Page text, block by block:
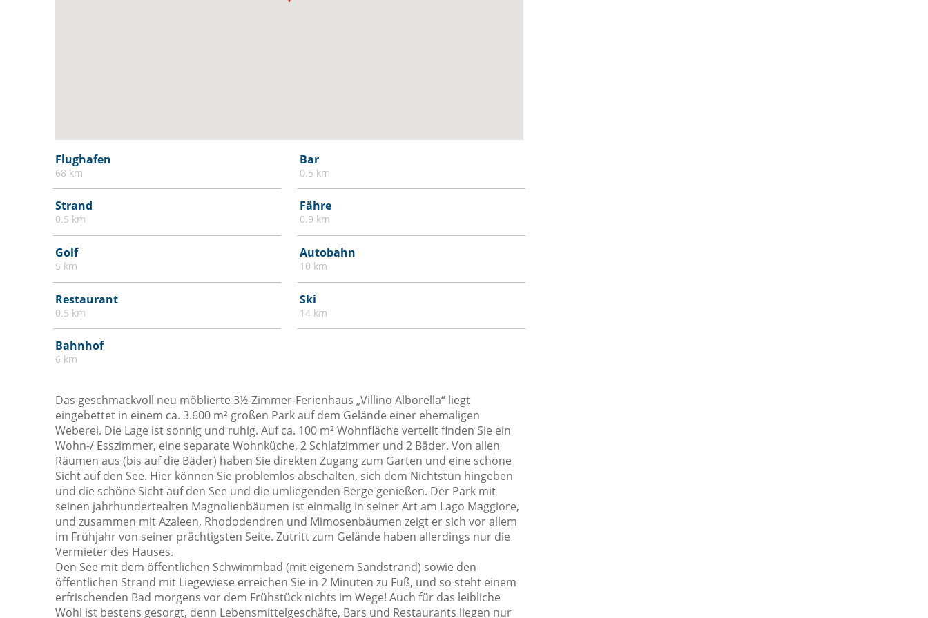
Handtücher / Bettwäsche gegen
Aufpreis
Haustiere
Heizung
High Definition (HD) Flachbildfernseher -
32 Zoll oder mehr
Mülleimer
Parkplatz
Satelliten Fernsehen
Schlafsofa
Sofa
Terrasse
Weingläser
Flughafen
68 km
Bar
0.5 km
Strand
0.5 km
Fähre
0.9 km
Golf
5 km
Autobahn
10 km
Restaurant
0.5 km
Ski
14 km
Bahnhof
6 km
Das geschmackvoll neu möblierte 3½-Zimmer-Ferienhaus „Villino Alborella“ liegt
eingebettet in einem ca. 3.600 m² großen Park auf dem Gelände einer ehemaligen
Weberei. Die Lage ist sonnig und ruhig. Auf ca. 100 m² Wohnfläche verteilt finden Sie ein
Wohn-/ Esszimmer, eine separate Wohnküche, 2 Schlafzimmer und 2 Bäder. Von allen
Räumen aus (bis auf die Bäder) haben Sie direkten Zugang zum Garten und eine schöne
Sicht auf den See. Hier können Sie problemlos abschalten, sich dem Nichtstun hingeben
und die schöne Sicht auf den See und die umliegenden Berge genießen. Der Park mit
seinen jahrhundertealten Magnolienbäumen ist einmalig in seiner Art am Lago Maggiore,
und zusammen mit Azaleen, Rhododendren und Mimosenbäumen zeigt er sich vor allem
im Frühjahr von seiner prächtigsten Seite. Zutritt zum Gelände haben allerdings nur die
Vermieter des Hauses.
Den See mit dem öffentlichen Schwimmbad (mit eigenem Sandstrand) sowie den
öffentlichen Strand mit Liegewiese erreichen Sie in 2 Minuten zu Fuß, und so steht einem
erfrischenden Bad morgens vor dem Frühstück nichts im Wege! Auch für das leibliche
Wohl ist bestens gesorgt, denn Lebensmittelgeschäfte, Bars und Restaurants liegen nur